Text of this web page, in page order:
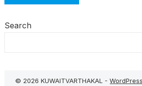
Search
© 2026 KUWAITVARTHAKAL -